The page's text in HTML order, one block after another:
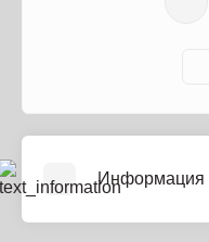
Информация